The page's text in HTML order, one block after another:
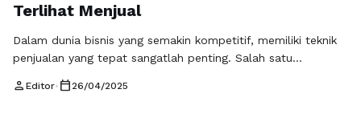
Terlihat Menjual
Dalam dunia bisnis yang semakin kompetitif, memiliki teknik
penjualan yang tepat sangatlah penting. Salah satu
memungkinkan Anda menjual tanpa terlihat menjual. Teknik
person Editor• calendar_today 26/04/2025